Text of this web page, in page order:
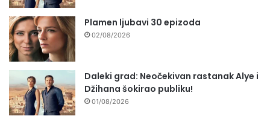
Plamen ljubavi 30 epizoda
02/08/2026
Daleki grad: Neočekivan rastanak Alye i
Džihana šokirao publiku!
01/08/2026